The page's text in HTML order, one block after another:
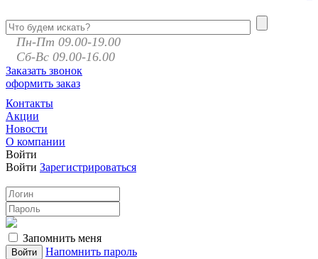
Пн-Пт 09.00-19.00
Сб-Вс 09.00-16.00
Заказать звонок
оформить заказ
Контакты
Акции
Новости
О компании
Войти
Войти Зарегистрироваться
Запомнить меня
Напомнить пароль